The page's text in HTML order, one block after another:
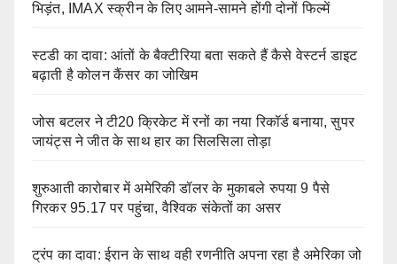
भिड़ंत, IMAX स्क्रीन के लिए आमने-सामने होंगी दोनों फिल्में
स्टडी का दावा: आंतों के बैक्टीरिया बता सकते हैं कैसे वेस्टर्न डाइट
बढ़ाती है कोलन कैंसर का जोखिम
जोस बटलर ने टी20 क्रिकेट में रनों का नया रिकॉर्ड बनाया, सुपर
जायंट्स ने जीत के साथ हार का सिलसिला तोड़ा
शुरुआती कारोबार में अमेरिकी डॉलर के मुकाबले रुपया 9 पैसे
गिरकर 95.17 पर पहुंचा, वैश्विक संकेतों का असर
ट्रंप का दावा: ईरान के साथ वही रणनीति अपना रहा है अमेरिका जो